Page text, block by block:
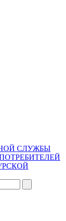
СЛУЖБЫ